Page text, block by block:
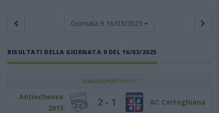
Giornata 9 16/03/2025
RISULTATI DELLA GIORNATA 9 DEL 16/03/2025
DIARIOSPORTIVO.IT
Antiochense
2013
2 - 1 AC Cortoghiana